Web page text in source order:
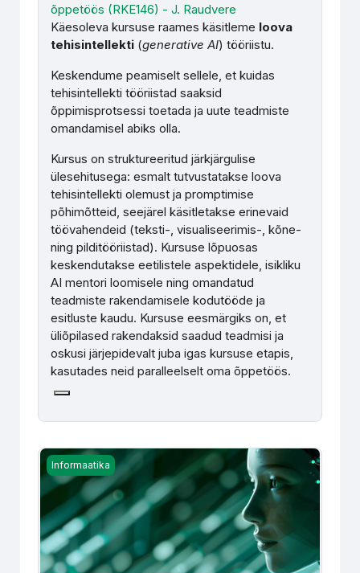
õppetöös (RKE146) - J. Raudvere
Käesoleva kursuse raames käsitleme loova
tehisintellekti (generative AI) tööriistu.
Keskendume peamiselt sellele, et kuidas
tehisintellekti tööriistad saaksid
õppimisprotsessi toetada ja uute teadmiste
omandamisel abiks olla.
Kursus on struktureeritud järkjärgulise
ülesehitusega: esmalt tutvustatakse loova
tehisintellekti olemust ja promptimise
põhimõtteid, seejärel käsitletakse erinevaid
töövahendeid (teksti-, visualiseerimis-, kõne-
ning pilditööriistad). Kursuse lõpuosas
keskendutakse eetilistele aspektidele, isikliku
AI mentori loomisele ning omandatud
teadmiste rakendamisele kodutööde ja
esitluste kaudu. Kursuse eesmärgiks on, et
üliõpilased rakendaksid saadud teadmisi ja
oskusi järjepidevalt juba igas kursuse etapis,
kasutades neid paralleelselt oma õppetöös.
Loova tehisintellekti tööriistade kasutamine õppetöös
Informaatika